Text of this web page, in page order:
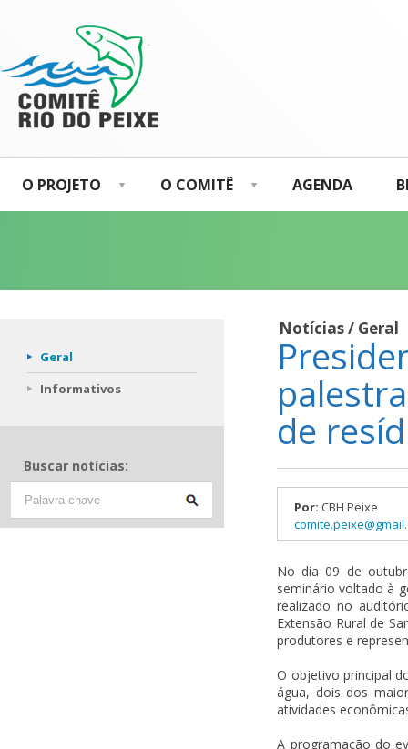
O PROJETO O COMITÊ AGENDA
Geral
Informativos
Buscar notícias:
Notícias / Geral
de
Por: CBH Peixe
No dia 09 de
seminário voltado à
realizado no
Extensão Rural de
produtores e
O objetivo principal
água, dois dos
atividades
A programação do